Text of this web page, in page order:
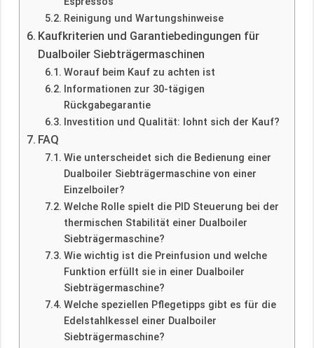
Reinigung und Wartungshinweise
Kaufkriterien und Garantiebedingungen für
Dualboiler Siebträgermaschinen
Worauf beim Kauf zu achten ist
Informationen zur 30-tägigen
Rückgabegarantie
Investition und Qualität: lohnt sich der Kauf?
FAQ
Wie unterscheidet sich die Bedienung einer
Dualboiler Siebträgermaschine von einer
Einzelboiler?
Welche Rolle spielt die PID Steuerung bei der
thermischen Stabilität einer Dualboiler
Siebträgermaschine?
Wie wichtig ist die Preinfusion und welche
Funktion erfüllt sie in einer Dualboiler
Siebträgermaschine?
Welche speziellen Pflegetipps gibt es für die
Edelstahlkessel einer Dualboiler
Siebträgermaschine?